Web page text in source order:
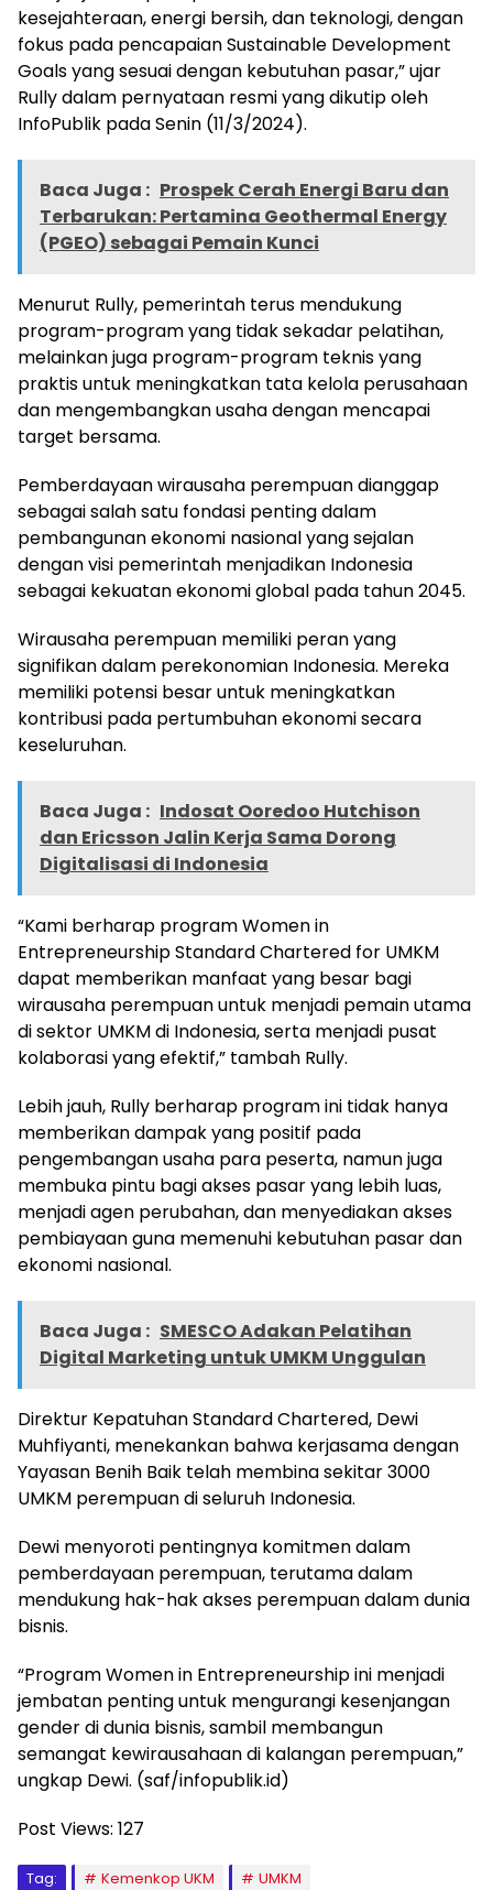
kesejahteraan, energi bersih, dan teknologi, dengan
fokus pada pencapaian Sustainable Development
Goals yang sesuai dengan kebutuhan pasar,” ujar
Rully dalam pernyataan resmi yang dikutip oleh
InfoPublik pada Senin (11/3/2024).
Baca Juga : Prospek Cerah Energi Baru dan
Terbarukan: Pertamina Geothermal Energy
(PGEO) sebagai Pemain Kunci
Menurut Rully, pemerintah terus mendukung
program-program yang tidak sekadar pelatihan,
melainkan juga program-program teknis yang
praktis untuk meningkatkan tata kelola perusahaan
dan mengembangkan usaha dengan mencapai
target bersama.
Pemberdayaan wirausaha perempuan dianggap
sebagai salah satu fondasi penting dalam
pembangunan ekonomi nasional yang sejalan
dengan visi pemerintah menjadikan Indonesia
sebagai kekuatan ekonomi global pada tahun 2045.
Wirausaha perempuan memiliki peran yang
signifikan dalam perekonomian Indonesia. Mereka
memiliki potensi besar untuk meningkatkan
kontribusi pada pertumbuhan ekonomi secara
keseluruhan.
Baca Juga : Indosat Ooredoo Hutchison
dan Ericsson Jalin Kerja Sama Dorong
Digitalisasi di Indonesia
“Kami berharap program Women in
Entrepreneurship Standard Chartered for UMKM
dapat memberikan manfaat yang besar bagi
wirausaha perempuan untuk menjadi pemain utama
di sektor UMKM di Indonesia, serta menjadi pusat
kolaborasi yang efektif,” tambah Rully.
Lebih jauh, Rully berharap program ini tidak hanya
memberikan dampak yang positif pada
pengembangan usaha para peserta, namun juga
membuka pintu bagi akses pasar yang lebih luas,
menjadi agen perubahan, dan menyediakan akses
pembiayaan guna memenuhi kebutuhan pasar dan
ekonomi nasional.
Baca Juga : SMESCO Adakan Pelatihan
Digital Marketing untuk UMKM Unggulan
Direktur Kepatuhan Standard Chartered, Dewi
Muhfiyanti, menekankan bahwa kerjasama dengan
Yayasan Benih Baik telah membina sekitar 3000
UMKM perempuan di seluruh Indonesia.
Dewi menyoroti pentingnya komitmen dalam
pemberdayaan perempuan, terutama dalam
mendukung hak-hak akses perempuan dalam dunia
bisnis.
“Program Women in Entrepreneurship ini menjadi
jembatan penting untuk mengurangi kesenjangan
gender di dunia bisnis, sambil membangun
semangat kewirausahaan di kalangan perempuan,”
ungkap Dewi. (saf/infopublik.id)
Post Views: 127
Tag: Kemenkop UKM UMKM